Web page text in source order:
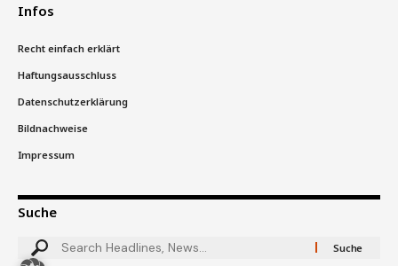
Infos
Recht einfach erklärt
Haftungsausschluss
Datenschutzerklärung
Bildnachweise
Impressum
Suche